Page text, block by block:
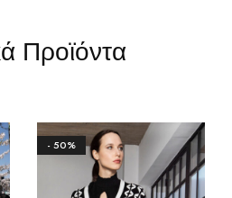
Προϊόντα
- 50%